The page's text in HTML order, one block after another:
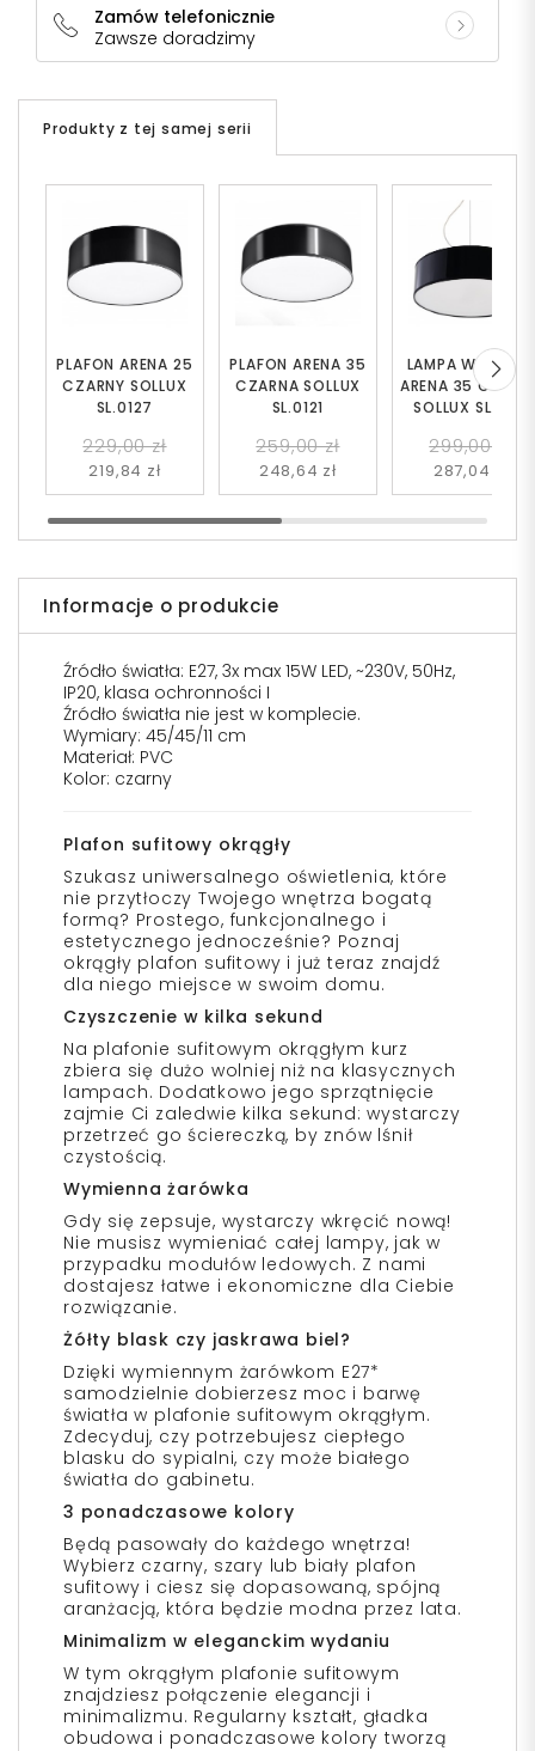
Zamów telefonicznie
Zawsze doradzimy
Produkty z tej samej serii
PLAFON ARENA 25
CZARNY SOLLUX
SL.0127
229,00 zł
219,84 zł
PLAFON ARENA 35
CZARNA SOLLUX
SL.0121
259,00 zł
248,64 zł
LAMPA WISZĄCA
ARENA 35
SOLLUX SL.0115
299,00 zł
287,04 zł
Informacje o produkcie
Źródło światła: E27, 3x max 15W LED, ~230V, 50Hz,
IP20, klasa ochronności I
Źródło światła nie jest w komplecie.
Wymiary: 45/45/11 cm
Materiał: PVC
Kolor: czarny
Plafon sufitowy okrągły
Szukasz uniwersalnego oświetlenia, które
nie przytłoczy Twojego wnętrza bogatą
formą? Prostego, funkcjonalnego i
estetycznego jednocześnie? Poznaj
okrągły plafon sufitowy i już teraz znajdź
dla niego miejsce w swoim domu.
Czyszczenie w kilka sekund
Na plafonie sufitowym okrągłym kurz
zbiera się dużo wolniej niż na klasycznych
lampach. Dodatkowo jego sprzątnięcie
zajmie Ci zaledwie kilka sekund: wystarczy
przetrzeć go ściereczką, by znów lśnił
czystością.
Wymienna żarówka
Gdy się zepsuje, wystarczy wkręcić nową!
Nie musisz wymieniać całej lampy, jak w
przypadku modułów ledowych. Z nami
dostajesz łatwe i ekonomiczne dla Ciebie
rozwiązanie.
Żółty blask czy jaskrawa biel?
Dzięki wymiennym żarówkom E27*
samodzielnie dobierzesz moc i barwę
światła w plafonie sufitowym okrągłym.
Zdecyduj, czy potrzebujesz ciepłego
blasku do sypialni, czy może białego
światła do gabinetu.
3 ponadczasowe kolory
Będą pasowały do każdego wnętrza!
Wybierz czarny, szary lub biały plafon
sufitowy i ciesz się dopasowaną, spójną
aranżacją, która będzie modna przez lata.
Minimalizm w eleganckim wydaniu
W tym okrągłym plafonie sufitowym
znajdziesz połączenie elegancji i
minimalizmu. Regularny kształt, gładka
obudowa i ponadczasowe kolory tworzą